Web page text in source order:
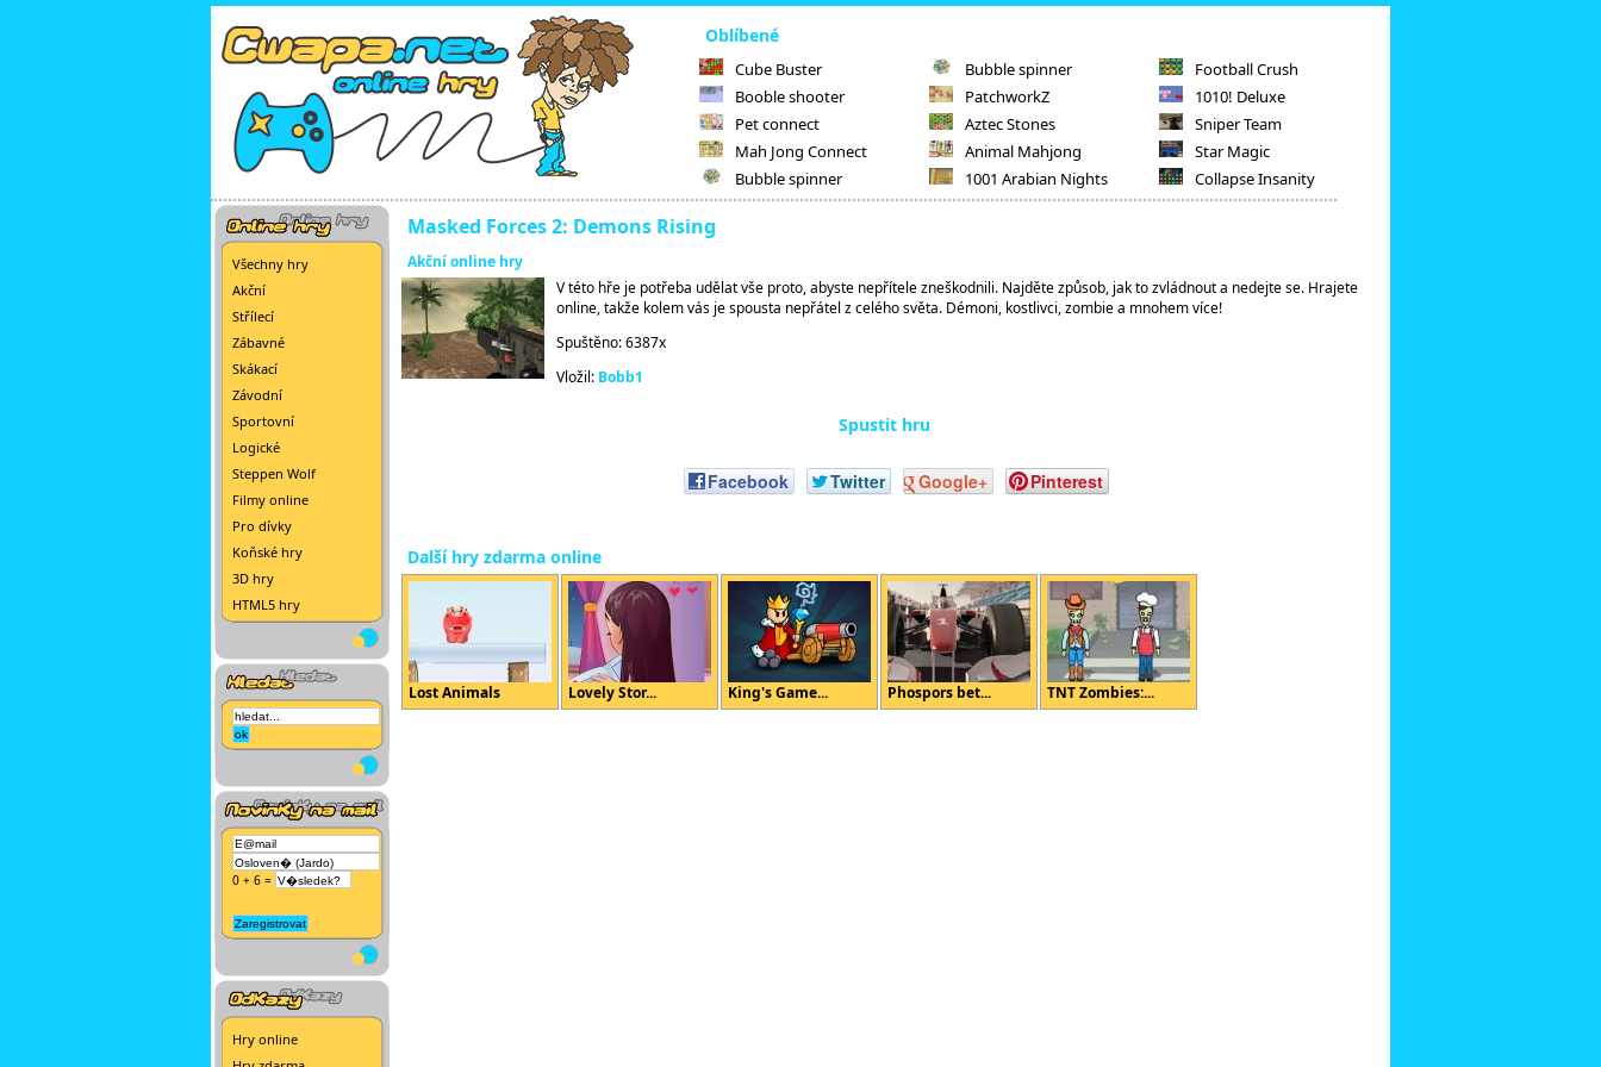
Oblíbené
Cube Buster
Booble shooter
Pet connect
Mah Jong Connect
Bubble spinner
Bubble spinner
PatchworkZ
Aztec Stones
Animal Mahjong
1001 Arabian Nights
Football Crush
1010! Deluxe
Sniper Team
Star Magic
Collapse Insanity
Všechny hry
Akční
Střílecí
Zábavné
Skákací
Závodní
Sportovní
Logické
Steppen Wolf
Filmy online
Pro dívky
Koňské hry
3D hry
HTML5 hry
0 + 6 =
Hry online
Masked Forces 2: Demons Rising
Akční online hry
V této hře je potřeba udělat vše proto, abyste nepřítele zneškodnili. Najděte způsob, jak to zvládnout a nedejte se. Hrajete
online, takže kolem vás je spousta nepřátel z celého světa. Démoni, kostlivci, zombie a mnohem více!
Spuštěno: 6387x
Vložil: Bobb1
Spustit hru
Facebook Twitter Google+ Pinterest
Další hry zdarma online
Lost Animals Lovely Stor... King's Game... Phospors bet... TNT Zombies:...